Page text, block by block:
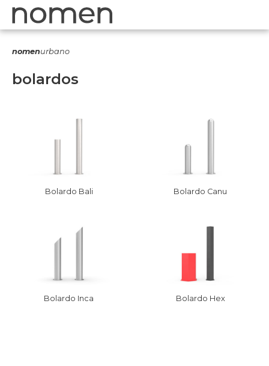
nomenurbano
bolardos
Bolardo Bali Bolardo Canu
Bolardo Inca Bolardo Hex